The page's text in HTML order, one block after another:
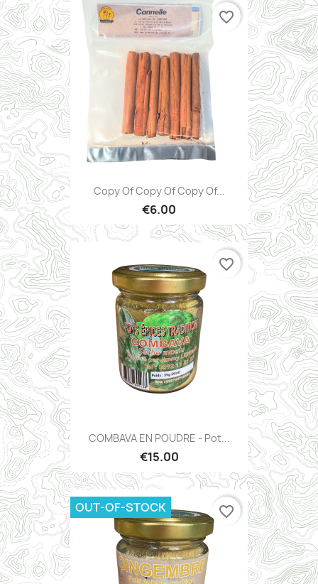
Copy Of Copy Of Copy Of...
€6.00
favorite_border
COMBAVA EN POUDRE - Pot...
€15.00
favorite_border
OUT-OF-STOCK favorite_border